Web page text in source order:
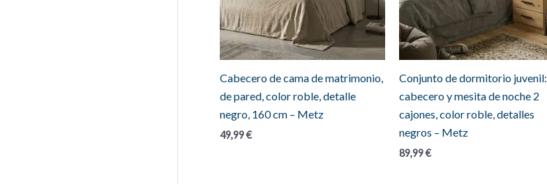
Cabecero de cama de matrimonio,
de pared, color roble, detalle
negro, 160 cm – Metz
49,99€
Conjunto de dormitorio juvenil:
cabecero y mesita de noche 2
cajones, color roble, detalles
negros – Metz
89,99€